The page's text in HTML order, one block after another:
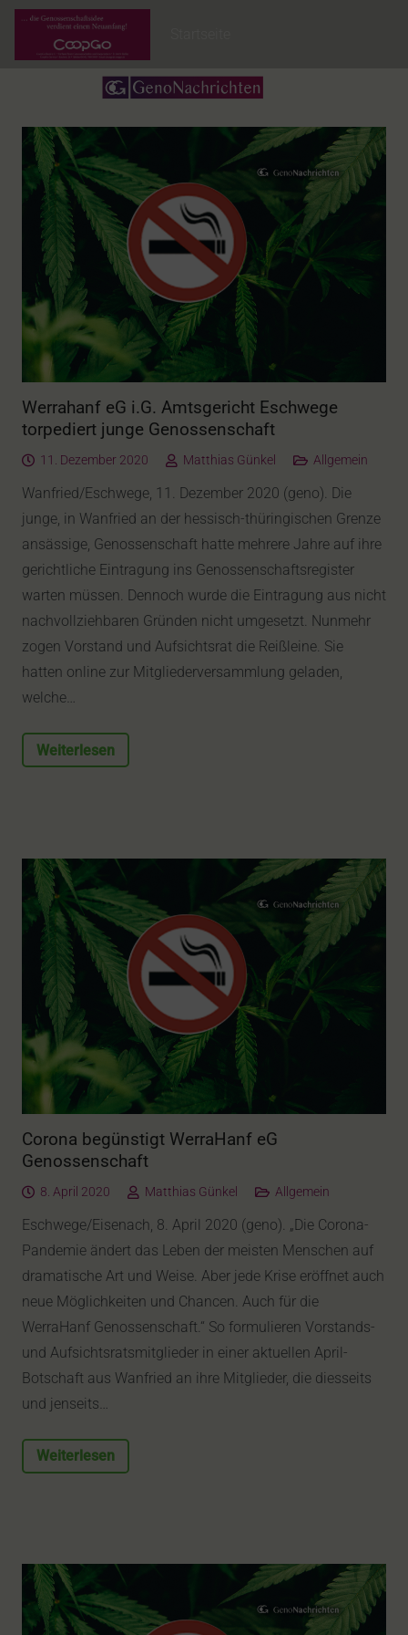
Werrahanf eG i.G. Amtsgericht Eschwege
torpediert junge Genossenschaft
11. Dezember 2020 Matthias Günkel Allgemein
Wanfried/Eschwege, 11. Dezember 2020 (geno). Die
junge, in Wanfried an der hessisch-thüringischen Grenze
ansässige, Genossenschaft hatte mehrere Jahre auf ihre
gerichtliche Eintragung ins Genossenschaftsregister
warten müssen. Dennoch wurde die Eintragung aus nicht
nachvollziehbaren Gründen nicht umgesetzt. Nunmehr
zogen Vorstand und Aufsichtsrat die Reißleine. Sie
hatten online zur Mitgliederversammlung geladen,
welche…
Weiterlesen
Corona begünstigt WerraHanf eG
Genossenschaft
8. April 2020 Matthias Günkel Allgemein
Eschwege/Eisenach, 8. April 2020 (geno). „Die Corona-
Pandemie ändert das Leben der meisten Menschen auf
dramatische Art und Weise. Aber jede Krise eröffnet auch
neue Möglichkeiten und Chancen. Auch für die
WerraHanf Genossenschaft.“ So formulieren Vorstands-
und Aufsichtsratsmitglieder in einer aktuellen April-
Botschaft aus Wanfried an ihre Mitglieder, die diesseits
und jenseits…
Weiterlesen